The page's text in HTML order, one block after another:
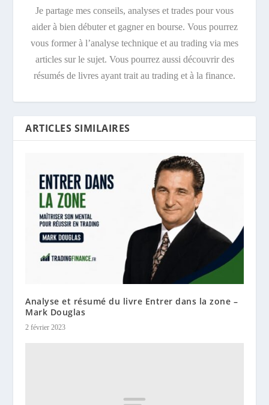
Je partage mes conseils, analyses et trades pour vous
aider à bien débuter et gagner en bourse. Vous pourrez
vous former à l’analyse technique et au trading via mes
articles sur le sujet. Vous pourrez aussi découvrir des
résumés de livres ayant trait au trading et à la finance.
ARTICLES SIMILAIRES
Analyse et résumé du livre Entrer dans la zone –
Mark Douglas
2 février 2023